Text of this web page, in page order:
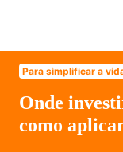
Para simplificar a
Onde
como